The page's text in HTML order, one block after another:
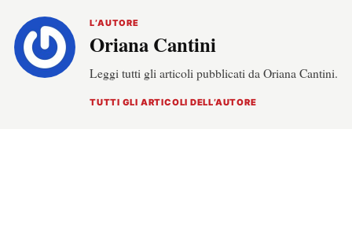
L’AUTORE
Oriana Cantini
Leggi tutti gli articoli pubblicati da Oriana Cantini.
TUTTI GLI ARTICOLI DELL’AUTORE